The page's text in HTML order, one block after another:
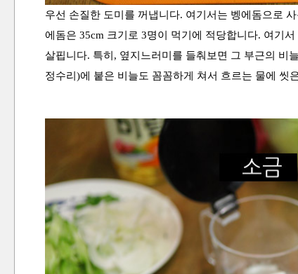
우선 손질한 도미를 꺼냅니다. 여기서는 벵에돔으로
에돔은 35cm 크기로 3명이 먹기에 적당합니다. 여기
살핍니다. 특히, 옆지느러미를 들춰보면 그 부근의 비
정수리)에 붙은 비늘도 꼼꼼하게 쳐서 흐르는 물에 씻